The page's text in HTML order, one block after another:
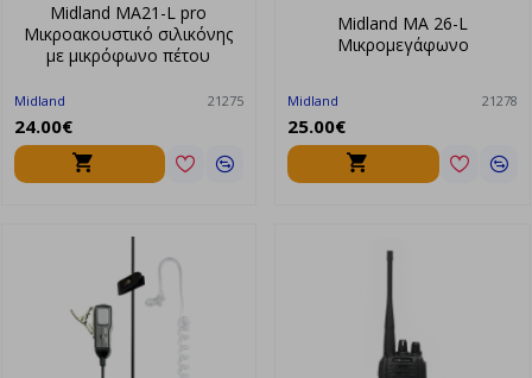
Midland 21275
Midland MA21-L pro
Μικροακουστικό σιλικόνης
με μικρόφωνο πέτου
24.00€
Midland 21278
Midland MA 26-L
Μικρομεγάφωνο
25.00€